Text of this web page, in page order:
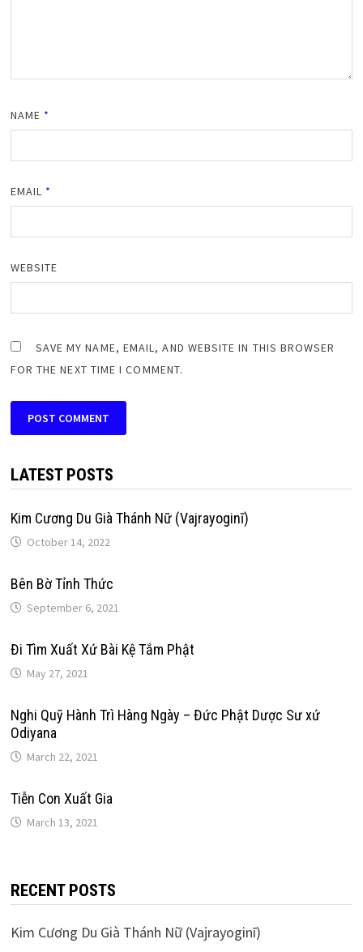
NAME *
EMAIL *
WEBSITE
SAVE MY NAME, EMAIL, AND WEBSITE IN THIS BROWSER
FOR THE NEXT TIME I COMMENT.
LATEST POSTS
Kim Cương Du Già Thánh Nữ (Vajrayoginī)
October 14, 2022
Bên Bờ Tỉnh Thức
September 6, 2021
Đi Tìm Xuất Xứ Bài Kệ Tắm Phật
May 27, 2021
Nghi Quỹ Hành Trì Hàng Ngày – Đức Phật Dược Sư xứ
Odiyana
March 22, 2021
Tiễn Con Xuất Gia
March 13, 2021
RECENT POSTS
Kim Cương Du Già Thánh Nữ (Vajrayoginī)